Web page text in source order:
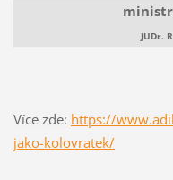
JUDr.
Více zde: https://
jako-kolovratek/